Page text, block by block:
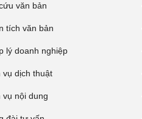
văn bản
tích văn bản
lý doanh nghiệp
vụ dịch thuật
vụ nội dung